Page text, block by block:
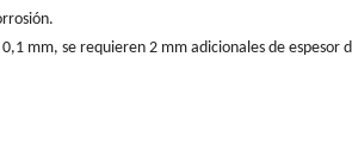
mm, se requieren 2 mm adicionales de espesor